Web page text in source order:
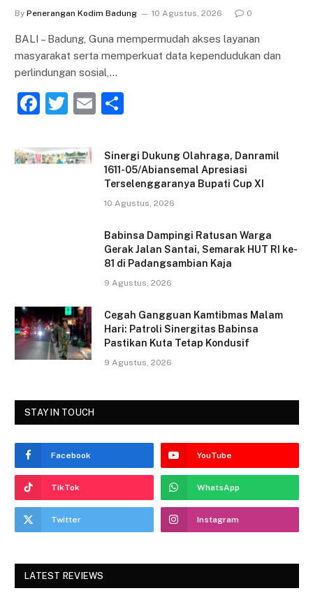
By Penerangan Kodim Badung 10 Agustus, 2026 0
BALI – Badung, Guna mempermudah akses layanan
masyarakat serta memperkuat data kependudukan dan
perlindungan sosial,…
F
c
e
T
itt
er
E
ai ar
e
Sinergi Dukung Olahraga, Danramil
1611-05/Abiansemal Apresiasi
Terselenggaranya Bupati Cup XI
10 Agustus, 2026
Babinsa Dampingi Ratusan Warga
Gerak Jalan Santai, Semarak HUT RI ke-
81 di Padangsambian Kaja
9 Agustus, 2026
Cegah Gangguan Kamtibmas Malam
Hari: Patroli Sinergitas Babinsa
Pastikan Kuta Tetap Kondusif
9 Agustus, 2026
STAY IN TOUCH
Facebook YouTube
TikTok WhatsApp
Twitter Instagram
LATEST REVIEWS